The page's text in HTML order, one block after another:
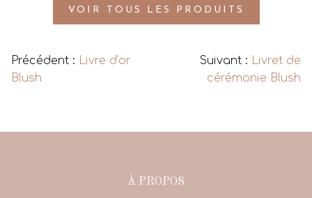
VOIR TOUS LES PRODUITS
Précédent : Livre d’or
Blush
Suivant : Livret de
cérémonie Blush
À PROPOS